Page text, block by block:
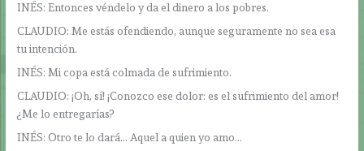
INÉS: Entonces véndelo y da el dinero a los pobres.
CLAUDIO: Me estás ofendiendo, aunque seguramente no sea esa
tu intención.
INÉS: Mi copa está colmada de sufrimiento.
CLAUDIO: ¡Oh, sí! ¡Conozco ese dolor: es el sufrimiento del amor!
¿Me lo entregarías?
INÉS: Otro te lo dará… Aquel a quien yo amo…